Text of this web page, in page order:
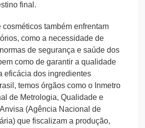
final.
cosméticos também enfrentam
como a necessidade de
de segurança e saúde dos
como de garantir a qualidade
eficácia dos ingredientes
temos órgãos como o Inmetro
de Metrologia, Qualidade e
(Agência Nacional de
que fiscalizam a produção,